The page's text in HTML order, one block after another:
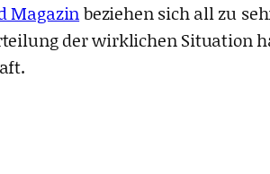
Magazinbeziehen sich all zu
der wirklichen